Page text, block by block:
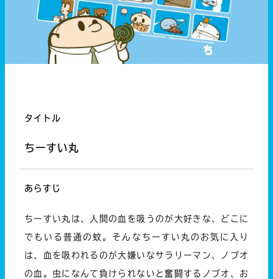
タイトル
ちーすい丸
あらすじ
ちーすい丸は、人間の血を吸うのが大好きな、どこに
でもいる普通の蚊。そんなちーすい丸のお気に入り
は、血を吸われるのが大嫌いなサラリーマン、ノブオ
の血。虫になんて負けられないと奮闘するノブオ、お